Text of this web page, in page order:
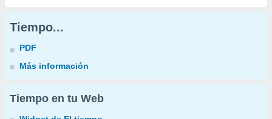
Tiempo...
PDF
Más información
Tiempo en tu Web